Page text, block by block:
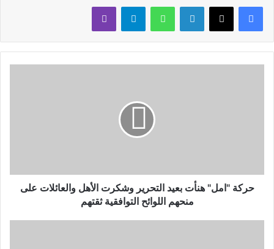
لينكدإن واتساب تيلقرام ڤايبر
حركة "امل" هنأت بعيد التحرير وشكرت الأهل والعائلات على
منحهم اللوائح التوافقية ثقتهم